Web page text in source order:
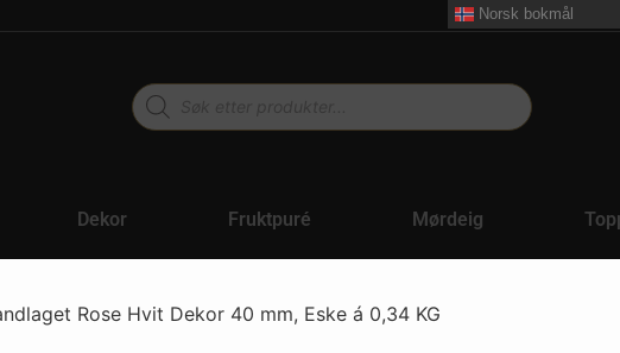
Norsk bokmål
Dekor Fruktpuré Mørdeig
Rose Hvit Dekor 40 mm, Eske á 0,34 KG